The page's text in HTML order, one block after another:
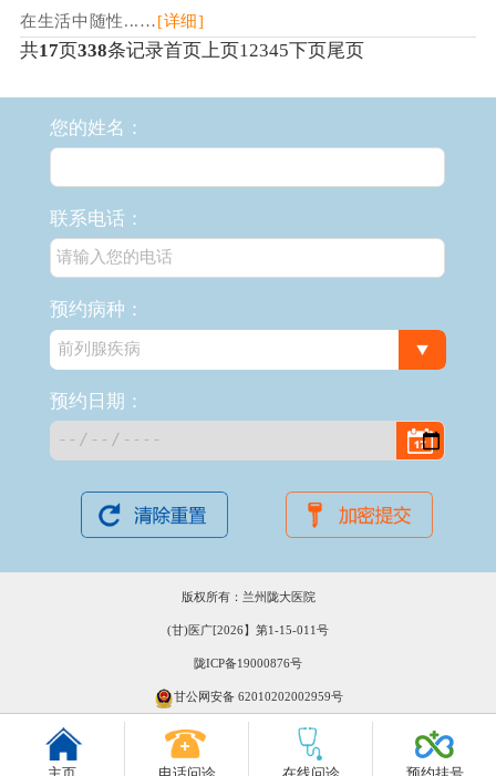
在生活中随性...…[详细]
共17页338条记录首页上页12345下页尾页
您的姓名：
联系电话：
预约病种：
预约日期：
版权所有：兰州陇大医院
(甘)医广[2026】第1-15-011号
陇ICP备19000876号
甘公网安备 62010202002959号